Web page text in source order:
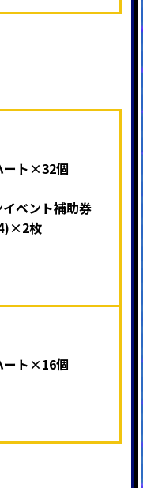
ート×32個
ベント補助券
枚
ート×16個